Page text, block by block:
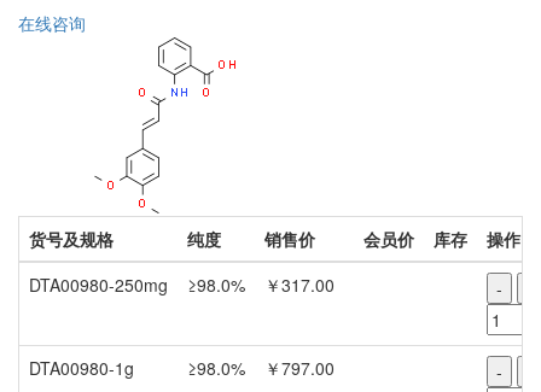
在线咨询
货号及规格 纯度 销售价 会员价 库存
操作
DTA00980-250mg
≥98.0% ￥317.00 -
DTA00980-1g ≥98.0% ￥797.00 -